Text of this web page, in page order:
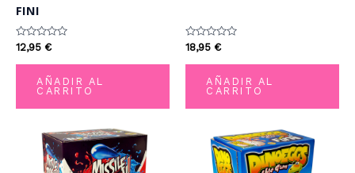
FINI
Valorado
con
0
12,95 €
AÑADIR AL
CARRITO
Valorado
con
0
18,95 €
AÑADIR AL
CARRITO